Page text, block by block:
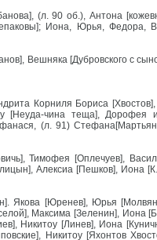
(л. 90 об.), Антона
Иона, Юрья, Федора,
Вешняка [Дубровского с
Корниля Бориса
[Неуда-чина теща], Дорофея
(л. 91)
Тимофея [Оплечуев],
Алексиа [Пешков], Иона
Якова [Юренев], Юрья
Максима [Зеленин], Иона
Никитоу [Линев], Иона
Никитоу [Яхонтов